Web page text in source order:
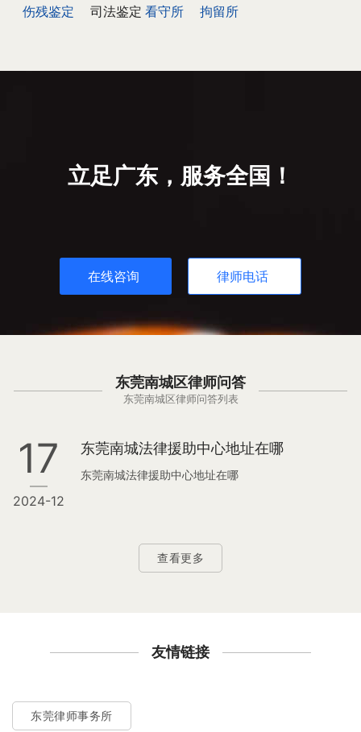
伤残鉴定
司法鉴定 看守所 拘留所
立足广东，服务全国！
在线咨询 律师电话
东莞南城区律师问答
东莞南城区律师问答列表
17
2024-12
东莞南城法律援助中心地址在哪
东莞南城法律援助中心地址在哪
查看更多
友情链接
东莞律师事务所